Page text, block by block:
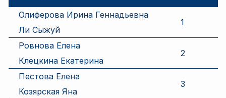
Олиферова Ирина Геннадьевна
1
Ли Сыжуй
Ровнова Елена
2
Клецкина Екатерина
Пестова Елена
3
Козярская Яна